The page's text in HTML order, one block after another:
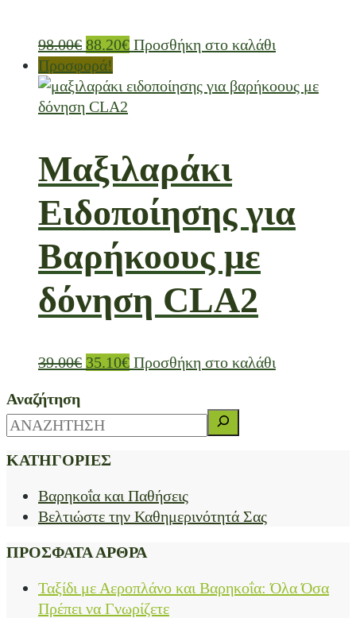
98.00€ 88.20€ Προσθήκη στο καλάθι
Προσφορά!
Μαξιλαράκι
Ειδοποίησης για
Βαρήκοους με
δόνηση CLA2
39.00€ 35.10€ Προσθήκη στο καλάθι
Αναζήτηση
ΚΑΤΗΓΟΡΙΕΣ
Βαρηκοΐα και Παθήσεις
Βελτιώστε την Καθημερινότητά Σας
ΠΡΟΣΦΑΤΑ ΑΡΘΡΑ
Ταξίδι με Αεροπλάνο και Βαρηκοΐα: Όλα Όσα
Πρέπει να Γνωρίζετε